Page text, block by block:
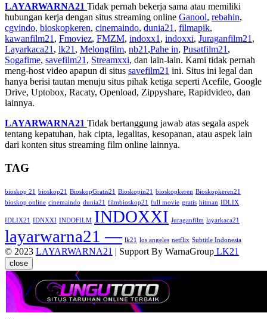
LAYARWARNA21 Tidak pernah bekerja sama atau memiliki
hubungan kerja dengan situs streaming online Ganool, rebahin,
cgvindo, bioskopkeren, cinemaindo, dunia21 , filmapik,
kawanfilm21 , Fmoviez, FMZM, indoxx1 , indoxxi, Juraganfilm21 ,
Layarkaca21 , lk21 , Melongfilm, nb21 ,Pahe in, Pusatfilm21 ,
Sogafime, savefilm21 , Streamxxi, dan lain-lain. Kami tidak pernah
meng-host video apapun di situs savefilm21 ini. Situs ini legal dan
hanya berisi tautan menuju situs pihak ketiga seperti Acefile, Google
Drive, Uptobox, Racaty, Openload, Zippyshare, Rapidvideo, dan
lainnya.
LAYARWARNA21 Tidak bertanggung jawab atas segala aspek
tentang kepatuhan, hak cipta, legalitas, kesopanan, atau aspek lain
dari konten situs streaming film online lainnya.
TAG
bioskop 21 bioskop21 BioskopGratis21 Bioskopin21 bioskopkeren Bioskopkeren21
bioskop online cinemaindo dunia21 filmbioskop21 full movie gratis hitman IDLIX
IDLIX21 IDNXXI INDOFILM INDOXXI Juraganfilm layarkaca21
layarwarna21 — lk21 los angeles netflix Subtitle Indonesia
© 2023 LAYARWARNA21 | Support By WarnaGroup LK21
close